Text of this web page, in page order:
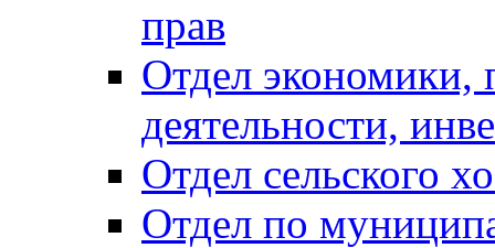
прав
Отдел экономики,
деятельности,
Отдел сельского
Отдел по